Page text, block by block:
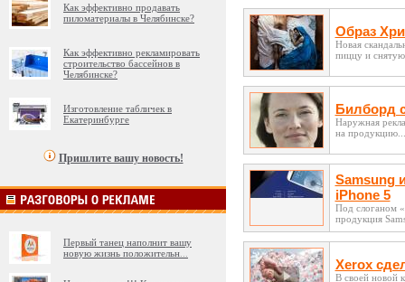
Как эффективно продавать
пиломатериалы в Челябинске?
Как эффективно рекламировать
строительство бассейнов в
Челябинске?
Изготовление табличек в
Екатеринбурге
Пришлите вашу новость!
Первый танец наполнит вашу
новую жизнь положительн
Образ
Новая
пиццу и
Билборд
Наружная
на продукцию...
Samsung
iPhone 5
Под слоганом
продукция
Xerox
В своей новой